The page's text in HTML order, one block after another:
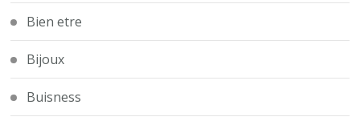
Bien etre
Bijoux
Buisness